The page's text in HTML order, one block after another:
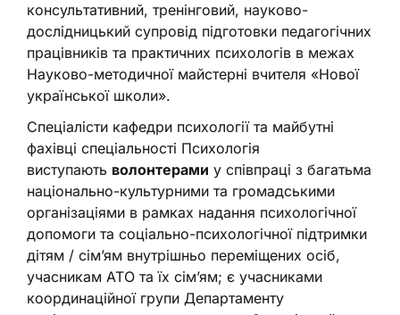
консультативний, тренінговий, науково-
дослідницький супровід підготовки педагогічних
працівників та практичних психологів в межах
Науково-методичної майстерні вчителя «Нової
української школи».
Спеціалісти кафедри психології та майбутні
фахівці спеціальності Психологія
виступають волонтерами у співпраці з багатьма
національно-культурними та громадськими
організаціями в рамках надання психологічної
допомоги та соціально-психологічної підтримки
дітям / сім’ям внутрішньо переміщених осіб,
учасникам АТО та їх сім’ям; є учасниками
координаційної групи Департаменту